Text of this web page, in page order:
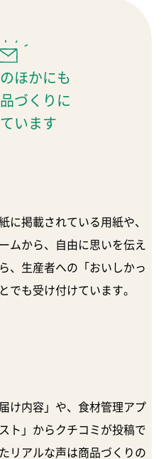
ほかにも
づくりに
います
に掲載されている用紙や、
ムから、自由に思いを伝え
、生産者への「おいしかっ
でも受け付けています。
け内容」や、食材管理アプ
ト」からクチコミが投稿で
リアルな声は商品づくりの